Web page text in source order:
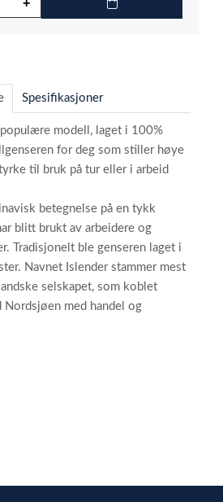
Spesifikasjoner
populære modell, laget i 100%
for deg som stiller høye
til bruk på tur eller i arbeid
betegnelse på en tykk
blitt brukt av arbeidere og
Tradisjonelt ble genseren laget i
Navnet Islender stammer mest
selskapet, som koblet
Nordsjøen med handel og